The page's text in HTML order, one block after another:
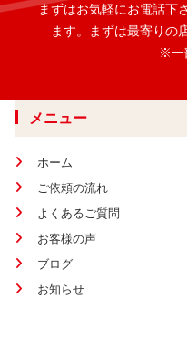
まずはお気軽にお電話下
ます。
まずは最寄りの
※一
メニュー
ホーム
ご依頼の流れ
よくあるご質問
お客様の声
ブログ
お知らせ